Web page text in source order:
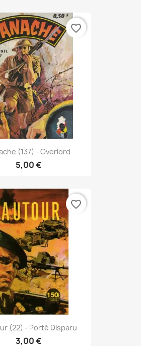
(137) - Overlord
5,00 €
favorite_border
(22) - Porté Disparu
3,00 €
favorite_border